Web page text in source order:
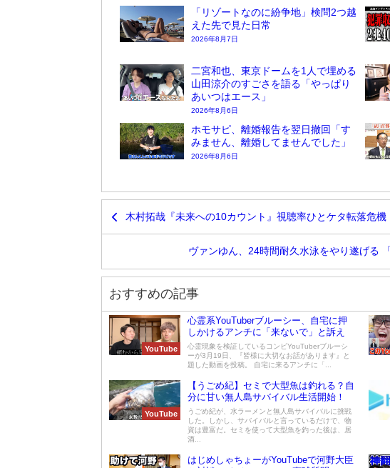
「リゾートなのに紛争地」検問2つ越
えた先で見た日常
2026年8月7日
二宮和也、東京ドームを1人で埋める
山田涼介のすごさを語る「やっぱり
あいつはエース」
2026年8月6日
ホモサピ、離婚報告を翌日撤回「す
みません、離婚してませんでした」
2026年8月6日
木村拓哉『未来への10カウント』視聴率ひとケタ転落危機
ヴァンゆん、24時間耐久水泳をやり遂げる
おすすめの記事
YouTube
心霊系YouTuberブルーシー、自宅に押
しかけるアンチに「来ないで」と訴え
心霊現象を検証しているコンビYouTuberブルーシ
ーが3月19日、『皆様に大切なお話があります』と
題した動画を投稿。 自宅に来るアンチに「...
YouTube
【うごめ紀】セミで大型魚は釣れる？自
分に甘い無人島サバイバル生活開始！
うごめ紀が、水ラーメンと無人島サバイバルに挑戦
した。しかし、サバイバルと言っているだけで、物
資は豊富だ。セミを使って大型魚を釣った後は、居
酒...
はじめしゃちょーがYouTubeで河野大臣